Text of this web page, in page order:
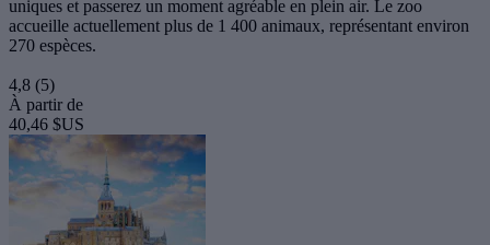
uniques et passerez un moment agréable en plein air. Le zoo
accueille actuellement plus de 1 400 animaux, représentant environ
270 espèces.
4,8 (5)
À partir de
40,46 $US